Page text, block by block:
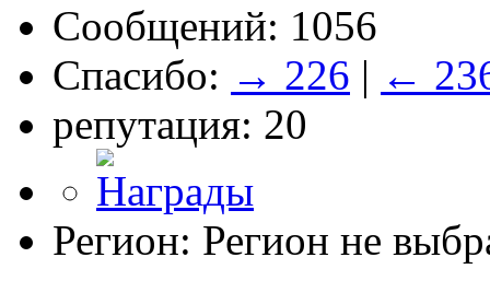
Сообщений: 1056
Спасибо: → 226 | ←
репутация: 20
Регион: Регион не